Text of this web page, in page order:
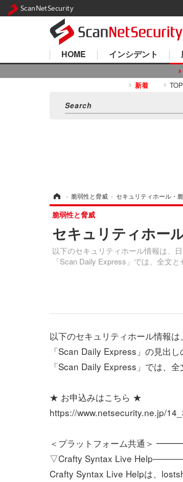
HOME インシデント
新着
› 脆弱性と脅威 › セキュリティホール・
セキュリティホー
以下のセキュリティホール情報は、
「Scan Daily Express」では、全文
脆弱性と脅威
以下のセキュリティホール情報
「Scan Daily Express」の見出し
「Scan Daily Express」では、
★ お申込みはこちら ★
https://www.netsecurity.ne.jp/
＜プラットフォーム共
▽Crafty Syntax Live
Crafty Syntax Live Helpは、
ScanNetSecurity